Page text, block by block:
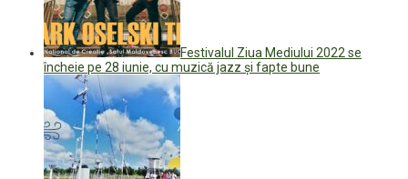
Festivalul Ziua Mediului 2022 se
încheie pe 28 iunie, cu muzică jazz și fapte bune